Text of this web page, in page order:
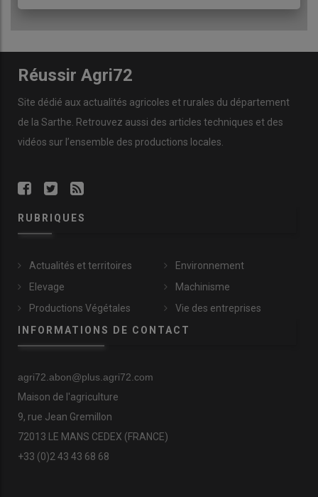
Réussir Agri72
Site dédié aux actualités agricoles et rurales du département
de la Sarthe. Retrouvez aussi des articles techniques et des
vidéos sur l’ensemble des productions locales.
RUBRIQUES
Actualités et territoires
Elevage
Productions Végétales
Environnement
Machinisme
Vie des entreprises
INFORMATIONS DE CONTACT
agri72.abon@plus.agri72.com
Maison de l'agriculture
9, rue Jean Gremillon
72013 LE MANS CEDEX (FRANCE)
+33 (0)2 43 43 68 68